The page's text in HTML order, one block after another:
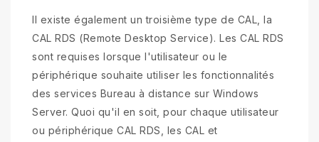
Il existe également un troisième type de CAL, la
CAL RDS (Remote Desktop Service). Les CAL RDS
sont requises lorsque l'utilisateur ou le
périphérique souhaite utiliser les fonctionnalités
des services Bureau à distance sur Windows
Server. Quoi qu'il en soit, pour chaque utilisateur
ou périphérique CAL RDS, les CAL et